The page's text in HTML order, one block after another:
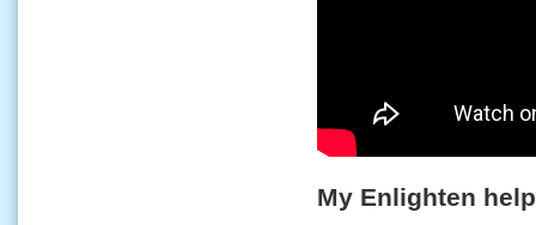
My Enlighten